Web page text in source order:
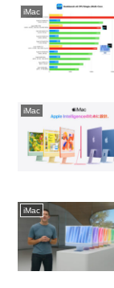
iMac
iMac
iMac